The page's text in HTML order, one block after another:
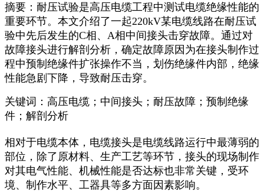
摘要：耐压试验是高压电缆工程中测试电缆绝缘性能的
重要环节。本文介绍了一起220kV某电缆线路在耐压试
验中先后发生的C相、A相中间接头击穿故障。通过对
故障接头进行解剖分析，确定故障原因为在接头制作过
程中预制绝缘件扩张操作不当，划伤绝缘件内部，绝缘
性能急剧下降，导致耐压击穿。
关键词：高压电缆；中间接头；耐压故障；预制绝缘
件；解剖分析
相对于电缆本体，电缆接头是电缆线路运行中最薄弱的
部位，除了原材料、生产工艺等环节，接头的现场制作
对其电气性能、机械性能是否达标也非常关键，受环
境、制作水平、工器具等多方面因素影响。